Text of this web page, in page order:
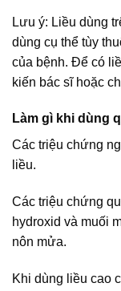
Lưu ý: Liều dùng
dùng cụ thể tùy
của bệnh. Để có
kiến bác sĩ hoặc
Làm gì khi dùng
Các triệu chứng
liều.
Các triệu chứng
hydroxid và muối
nôn mửa.
Khi dùng liều cao